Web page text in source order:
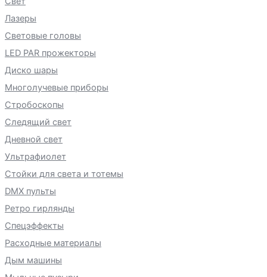
Лазеры
Световые головы
LED PAR прожекторы
Диско шары
Многолучевые приборы
Стробоскопы
Следящий свет
Дневной свет
Ультрафиолет
Стойки для света и тотемы
DMX пульты
Ретро гирлянды
Спецэффекты
Расходные материалы
Дым машины